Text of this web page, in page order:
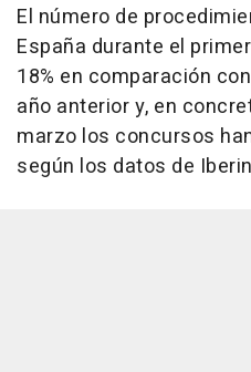
El número de
España durante el
18% en comparación
año anterior y, en
marzo los concursos
según los datos de